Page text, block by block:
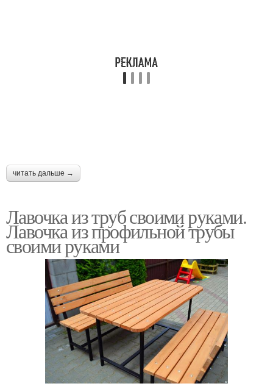
читать дальше →
Лавочка из труб своими руками.
Лавочка из профильной трубы
своими руками